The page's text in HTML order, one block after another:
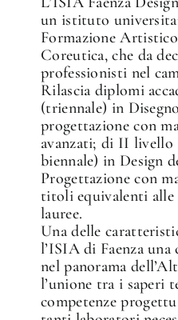
un istituto
Formazione
Coreutica, che da
professionisti nel
Rilascia diplomi
(triennale) in
progettazione con
avanzati; di II livello
biennale) in Design
Progettazione con
titoli equivalenti
lauree.
Una delle
l’ISIA di Faenza
nel panorama
l’unione tra i saperi
competenze